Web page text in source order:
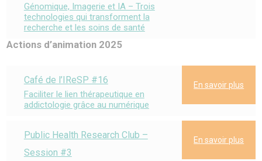
Génomique, Imagerie et IA – Trois
technologies qui transforment la
recherche et les soins de santé
Actions d’animation 2025
Café de l’IReSP #16
Faciliter le lien thérapeutique en
addictologie grâce au numérique
En savoir plus
Public Health Research Club –
Session #3
En savoir plus